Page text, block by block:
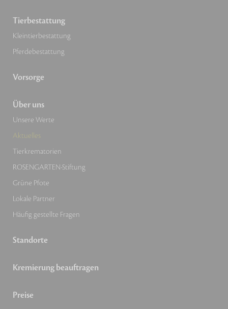
Tierbestattung
Kleintierbestattung
Pferdebestattung
Vorsorge
Über uns
Unsere Werte
Aktuelles
Tierkrematorien
ROSENGARTEN-Stiftung
Grüne Pfote
Lokale Partner
Häufig gestellte Fragen
Standorte
Kremierung beauftragen
Preise